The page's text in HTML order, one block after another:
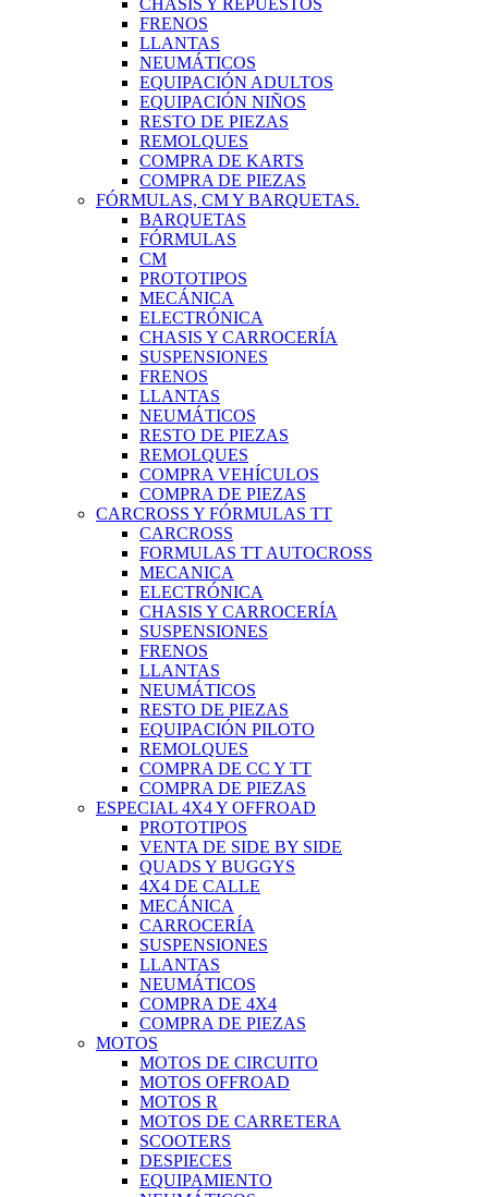
CHASIS Y REPUESTOS
FRENOS
LLANTAS
NEUMÁTICOS
EQUIPACIÓN ADULTOS
EQUIPACIÓN NIÑOS
RESTO DE PIEZAS
REMOLQUES
COMPRA DE KARTS
COMPRA DE PIEZAS
FÓRMULAS, CM Y BARQUETAS.
BARQUETAS
FÓRMULAS
CM
PROTOTIPOS
MECÁNICA
ELECTRÓNICA
CHASIS Y CARROCERÍA
SUSPENSIONES
FRENOS
LLANTAS
NEUMÁTICOS
RESTO DE PIEZAS
REMOLQUES
COMPRA VEHÍCULOS
COMPRA DE PIEZAS
CARCROSS Y FÓRMULAS TT
CARCROSS
FORMULAS TT AUTOCROSS
MECANICA
ELECTRÓNICA
CHASIS Y CARROCERÍA
SUSPENSIONES
FRENOS
LLANTAS
NEUMÁTICOS
RESTO DE PIEZAS
EQUIPACIÓN PILOTO
REMOLQUES
COMPRA DE CC Y TT
COMPRA DE PIEZAS
ESPECIAL 4X4 Y OFFROAD
PROTOTIPOS
VENTA DE SIDE BY SIDE
QUADS Y BUGGYS
4X4 DE CALLE
MECÁNICA
CARROCERÍA
SUSPENSIONES
LLANTAS
NEUMÁTICOS
COMPRA DE 4X4
COMPRA DE PIEZAS
MOTOS
MOTOS DE CIRCUITO
MOTOS OFFROAD
MOTOS R
MOTOS DE CARRETERA
SCOOTERS
DESPIECES
EQUIPAMIENTO